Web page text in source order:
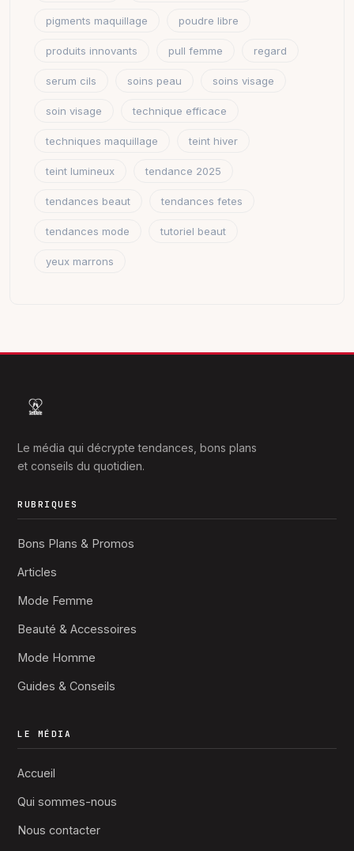
pigments maquillage poudre libre
produits innovants pull femme regard
serum cils soins peau soins visage
soin visage technique efficace
techniques maquillage teint hiver
teint lumineux tendance 2025
tendances beaut tendances fetes
tendances mode tutoriel beaut
yeux marrons
Le média qui décrypte tendances, bons plans
et conseils du quotidien.
RUBRIQUES
Bons Plans & Promos
Articles
Mode Femme
Beauté & Accessoires
Mode Homme
Guides & Conseils
LE MÉDIA
Accueil
Qui sommes-nous
Nous contacter